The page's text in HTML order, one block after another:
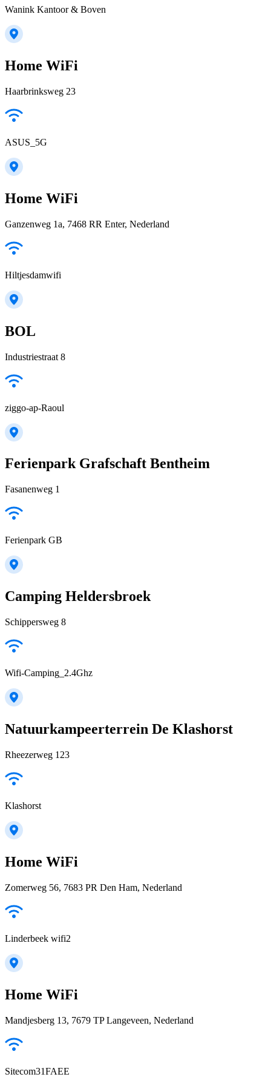
Wanink Kantoor & Boven
Home WiFi
Haarbrinksweg 23
ASUS_5G
Home WiFi
Ganzenweg 1a, 7468 RR Enter, Nederland
Hiltjesdamwifi
BOL
Industriestraat 8
ziggo-ap-Raoul
Ferienpark Grafschaft Bentheim
Fasanenweg 1
Ferienpark GB
Camping Heldersbroek
Schippersweg 8
Wifi-Camping_2.4Ghz
Natuurkampeerterrein De Klashorst
Rheezerweg 123
Klashorst
Home WiFi
Zomerweg 56, 7683 PR Den Ham, Nederland
Linderbeek wifi2
Home WiFi
Mandjesberg 13, 7679 TP Langeveen, Nederland
Sitecom31FAEE